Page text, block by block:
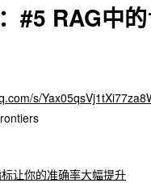
#5 RAG中
s/
让你的准确率大幅提升